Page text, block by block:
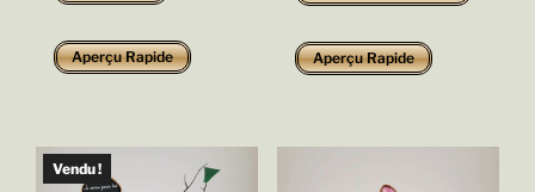
Aperçu Rapide Aperçu Rapide
Vendu !